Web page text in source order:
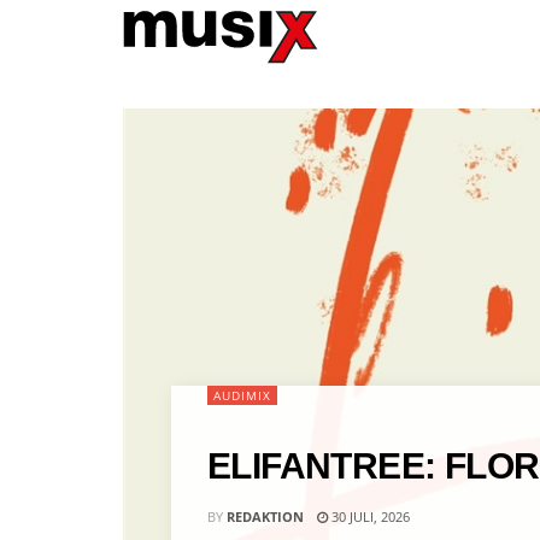
AUDIMIX
ELIFANTREE:
BY REDAKTION 30 JULI, 2026